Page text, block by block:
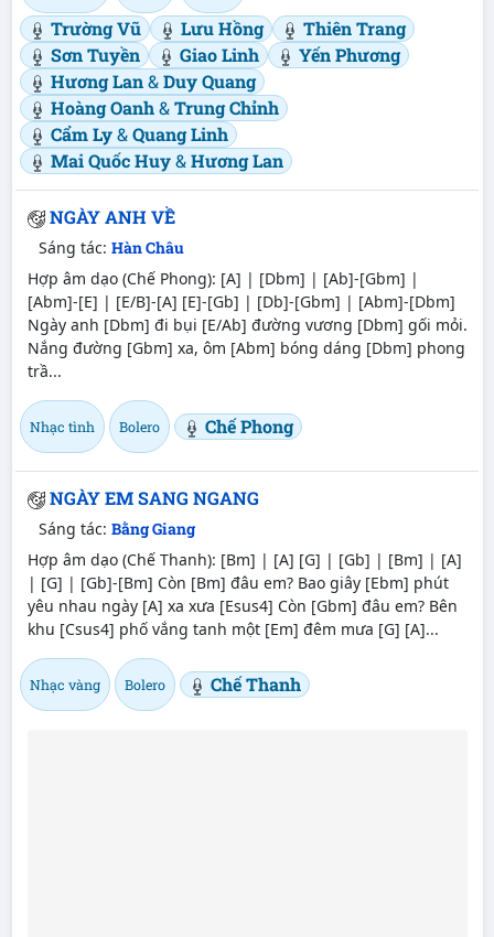
Trường Vũ
Lưu Hồng
Thiên Trang
Sơn Tuyền
Giao Linh
Yến Phương
Hương Lan&Duy Quang
Hoàng Oanh&Trung Chỉnh
Cẩm Ly&Quang Linh
Mai Quốc Huy&Hương Lan
NGÀY ANH VỀ
Sáng tác: Hàn Châu
Hợp âm dạo (Chế Phong): [A] | [Dbm] | [Ab]-[Gbm] |
[Abm]-[E] | [E/B]-[A] [E]-[Gb] | [Db]-[Gbm] | [Abm]-[Dbm]
Ngày anh [Dbm] đi bụi [E/Ab] đường vương [Dbm] gối mỏi.
Nắng đường [Gbm] xa, ôm [Abm] bóng dáng [Dbm] phong
trầ...
Nhạc tình Bolero Chế Phong
NGÀY EM SANG NGANG
Sáng tác: Bằng Giang
Hợp âm dạo (Chế Thanh): [Bm] | [A] [G] | [Gb] | [Bm] | [A]
| [G] | [Gb]-[Bm] Còn [Bm] đâu em? Bao giây [Ebm] phút
yêu nhau ngày [A] xa xưa [Esus4] Còn [Gbm] đâu em? Bên
khu [Csus4] phố vắng tanh một [Em] đêm mưa [G] [A]...
Nhạc vàng Bolero Chế Thanh